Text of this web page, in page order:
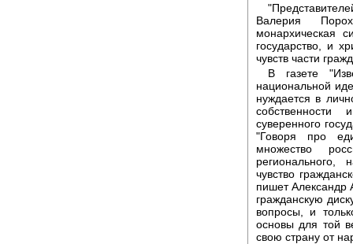
Валерия
монархическая
государство, и
чувств части
В газете
национальной
нуждается в
суверенного
"Говоря про
множество
регионального,
чувство
пишет Александр
гражданскую
вопросы, и
основы для той
свою страну от